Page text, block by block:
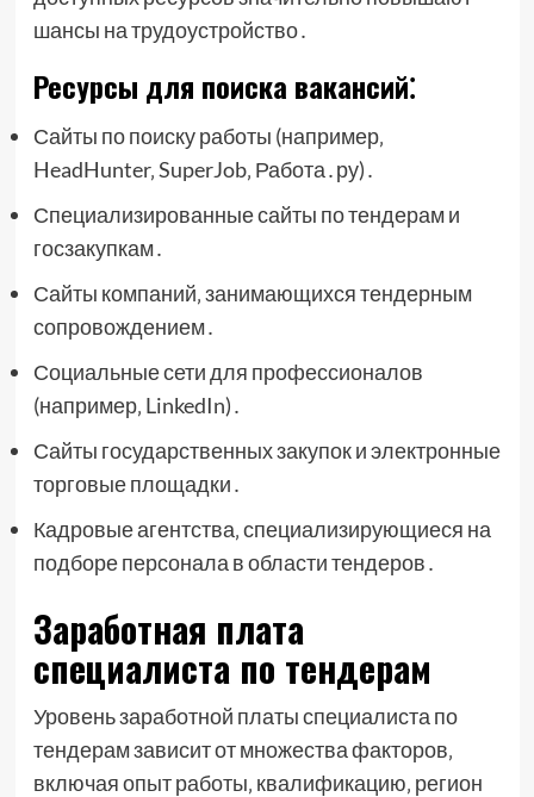
шансы на трудоустройство․
Ресурсы для поиска вакансий⁚
Сайты по поиску работы (например‚
HeadHunter‚ SuperJob‚ Работа․ру)․
Специализированные сайты по тендерам и
госзакупкам․
Сайты компаний‚ занимающихся тендерным
сопровождением․
Социальные сети для профессионалов
(например‚ LinkedIn)․
Сайты государственных закупок и электронные
торговые площадки․
Кадровые агентства‚ специализирующиеся на
подборе персонала в области тендеров․
Заработная плата
специалиста по тендерам
Уровень заработной платы специалиста по
тендерам зависит от множества факторов‚
включая опыт работы‚ квалификацию‚ регион